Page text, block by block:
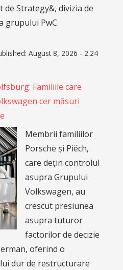
Strategy&, divizia de
grupului PwC.
August 8, 2026 - 2:24
Familiile care
cer măsuri
Membrii familiilor
Porsche și Piëch,
care dețin controlul
asupra Grupului
Volkswagen, au
crescut presiunea
asupra tuturor
factorilor de decizie
oferind o
dur de restructurare